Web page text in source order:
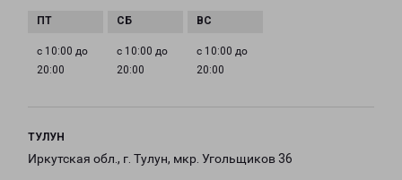
с 10:00 до
20:00
с 10:00 до
20:00
с 10:00 до
20:00
ТУЛУН
Иркутская обл., г. Тулун, мкр. Угольщиков 36